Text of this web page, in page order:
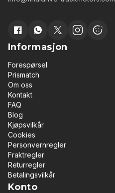
Informasjon
Forespørsel
Prismatch
Om oss
Kontakt
FAQ
Blog
Kjøpsvilkår
Cookies
Personvernregler
Fraktregler
Returregler
Betalingsvilkår
Konto